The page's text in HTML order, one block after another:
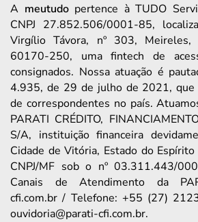
A meutudopertence à TUDO
CNPJ 27.852.506/0001-85,
Virgílio Távora, nº 303, Meireles,
60170-250, uma fintech de
consignados. Nossa atuação é
4.935, de 29 de julho de 2021, que
de correspondentes no país.
PARATI CRÉDITO,
S/A, instituição financeira
Cidade de Vitória, Estado do
CNPJ/MF sob o nº 03.311.443/
Canais de Atendimento da
cfi.com.br / Telefone: +55 (27)
ouvidoria@parati-cfi.com.br.